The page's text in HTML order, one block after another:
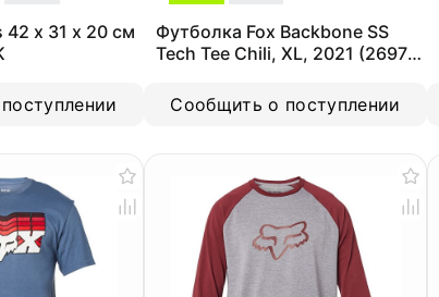
42 x 31 x 20 см
Футболка Fox Backbone SS
Tech Tee Chili, XL, 2021 (26974-
Сообщить о поступлении